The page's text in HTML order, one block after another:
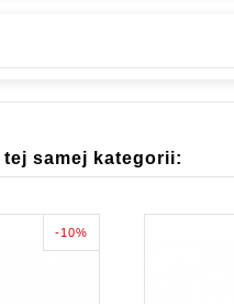
samej kategorii:
-10%